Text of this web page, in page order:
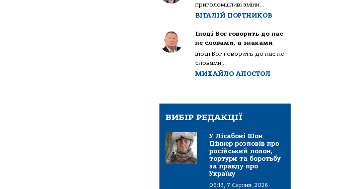
приголомшливі зміни...
ВІТАЛІЙ ПОРТНИКОВ
Іноді Бог говорить до нас
не словами, а знаками
Іноді Бог говорить до нас не
словами...
МИХАЙЛО АПОСТОЛ
ВИБІР РЕДАКЦІЇ
У Лісабоні Шон
Піннер розповів про
російський полон,
тортури та боротьбу
за правду про
Україну
06:13, 7 Серпня, 2026